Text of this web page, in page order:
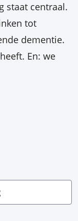
staat centraal.
tot
dementie.
En: we